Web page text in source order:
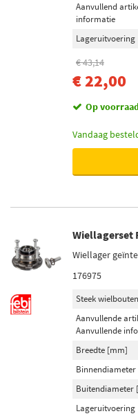
Aanvullend
informatie
Lageruitvoering
€ 43,14
€ 22,00
Op
Vandaag
Wiellagerset
Wiellager
176975
Steek
Aanvullende
Aanvullende
Breedte [mm]
Buitendiameter
Lageruitvoering